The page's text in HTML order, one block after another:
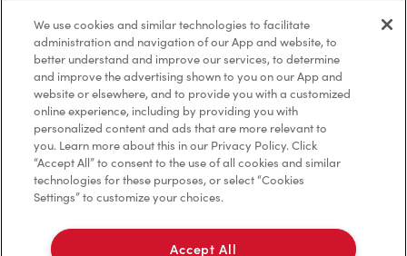
Marques de commerce
Accessibilité
Diagnostic
Contactez-nous
We use cookies and similar technologies to facilitate
administration and navigation of our App and website, to
better understand and improve our services, to determine
and improve the advertising shown to you on our App and
website or elsewhere, and to provide you with a customized
online experience, including by providing you with
personalized content and ads that are more relevant to
you. Learn more about this in our Privacy Policy. Click
“Accept All” to consent to the use of all cookies and similar
technologies for these purposes, or select “Cookies
Settings” to customize your choices.
Accept All